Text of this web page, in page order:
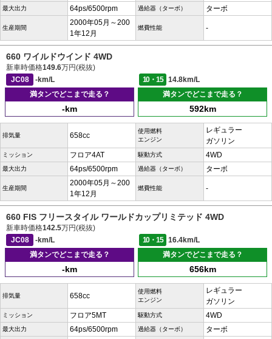
最大出力 64ps/6500rpm 過給器（ターボ） ターボ
生産期間
2000年05月～200
1年12月
燃費性能 -
660 ワイルドウインド 4WD
新車時価格149.6万円(税抜)
JC08
-km/L 10・15
14.8km/L
満タンでどこまで走る？
-km
満タンでどこまで走る？
592km
排気量 658cc
使用燃料
エンジン
レギュラー
ガソリン
ミッション フロア4AT 駆動方式 4WD
最大出力 64ps/6500rpm 過給器（ターボ） ターボ
生産期間
2000年05月～200
1年12月
燃費性能 -
660 FIS フリースタイル ワールドカップリミテッド 4WD
新車時価格142.5万円(税抜)
JC08
-km/L 10・15
16.4km/L
満タンでどこまで走る？
-km
満タンでどこまで走る？
656km
排気量 658cc
使用燃料
エンジン
レギュラー
ガソリン
ミッション フロア5MT 駆動方式 4WD
最大出力 64ps/6500rpm 過給器（ターボ） ターボ